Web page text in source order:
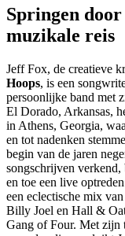
Springen
muzikale reis
Jeff Fox, de creatieve
Hoops, is een
persoonlijke band met
El Dorado, Arkansas,
in Athens, Georgia,
en tot nadenken
begin van de jaren
songschrijven verkend,
en toe een live
een eclectische mix
Billy Joel en Hall &
Gang of Four. Met zijn